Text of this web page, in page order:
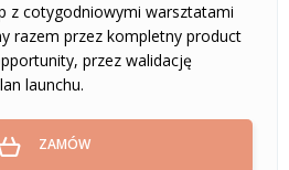
z cotygodniowymi warsztatami
razem przez kompletny product
przez walidację
launchu.
ZAMÓW